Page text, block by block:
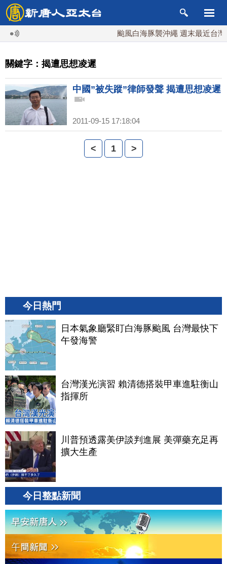
颱風白海豚襲沖繩 週末最近台灣
關鍵字：揭遭思想凌遲
中國”被失蹤”律師發聲 揭遭思想凌遲
2011-09-15 17:18:04
< 1 >
今日熱門
日本氣象廳緊盯白海豚颱風 台灣最快下
午發海警
台灣漢光演習 賴清德搭裝甲車進駐衡山
指揮所
川普預透露美伊談判進展 美彈藥充足再
擴大生產
今日整點新聞